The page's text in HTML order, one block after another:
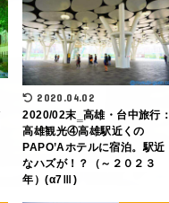
2020.04.02
2020/02末‗高雄・台中旅行：
高雄観光④高雄駅近くの
PAPO’Aホテルに宿泊。駅近
なハズが！？（～２０２３
年）(α7Ⅲ)